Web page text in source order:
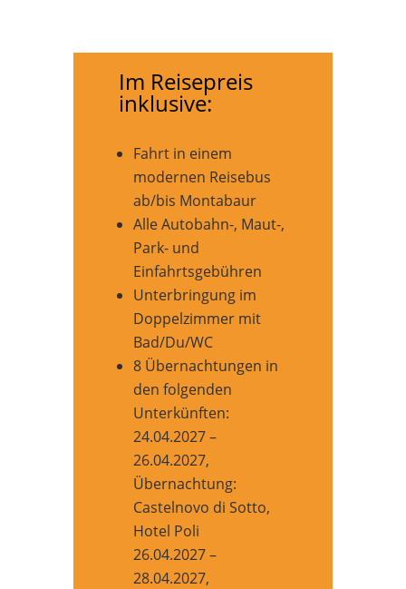
Im Reisepreis
inklusive:
Fahrt in einem
modernen Reisebus
ab/bis Montabaur
Alle Autobahn-, Maut-,
Park- und
Einfahrtsgebühren
Unterbringung im
Doppelzimmer mit
Bad/Du/WC
8 Übernachtungen in
den folgenden
Unterkünften:
24.04.2027 –
26.04.2027,
Übernachtung:
Castelnovo di Sotto,
Hotel Poli
26.04.2027 –
28.04.2027,